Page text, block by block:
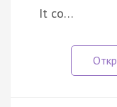
It co…